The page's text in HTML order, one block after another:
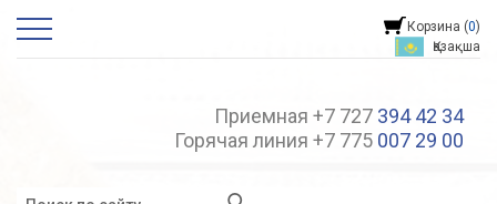
Корзина (0)
Қазақша
Приемная +7 727 394 42 34
Горячая линия +7 775 007 29 00